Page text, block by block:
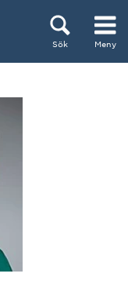
Sök Meny